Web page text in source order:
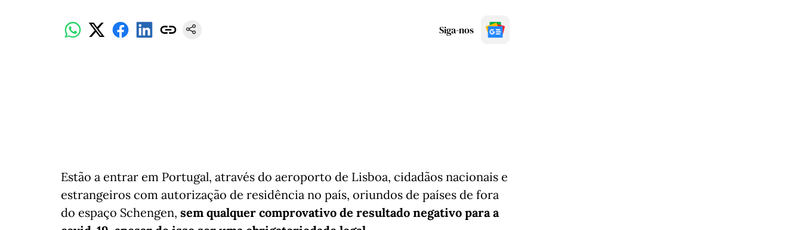
Siga-nos
Estão a entrar em Portugal, através do aeroporto de Lisboa, cidadãos nacionais e
estrangeiros com autorização de residência no país, oriundos de países de fora
do espaço Schengen, sem qualquer comprovativo de resultado negativo para a